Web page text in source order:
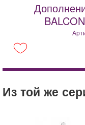
Из той же